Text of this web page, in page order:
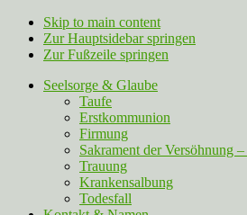
Skip to main content
Zur Hauptsidebar springen
Zur Fußzeile springen
Seelsorge & Glaube
Taufe
Erstkommunion
Firmung
Sakrament der Versöhnung
Trauung
Krankensalbung
Todesfall